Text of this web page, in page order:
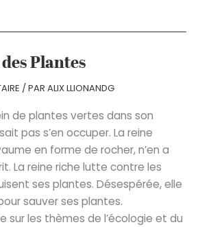
Plantes
/ PAR ALIX LLIONANDG
de plantes vertes dans son
pas s’en occuper. La reine
en forme de rocher, n’en a
La reine riche lutte contre les
ses plantes. Désespérée, elle
sauver ses plantes.
sur les thèmes de l’écologie et du